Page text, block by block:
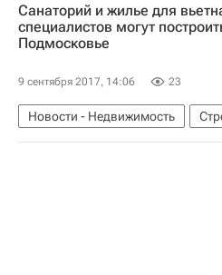
Строительство парка в Зарядье
Аналитика – РИА Недвижимость
Санаторий и жилье для
специалистов могут
Подмосковье
9 сентября 2017, 14:06 23
Новости - Недвижимость
Денис Буцаев